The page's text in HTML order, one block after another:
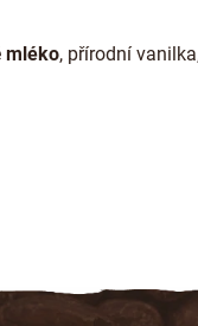
mléko, přírodní